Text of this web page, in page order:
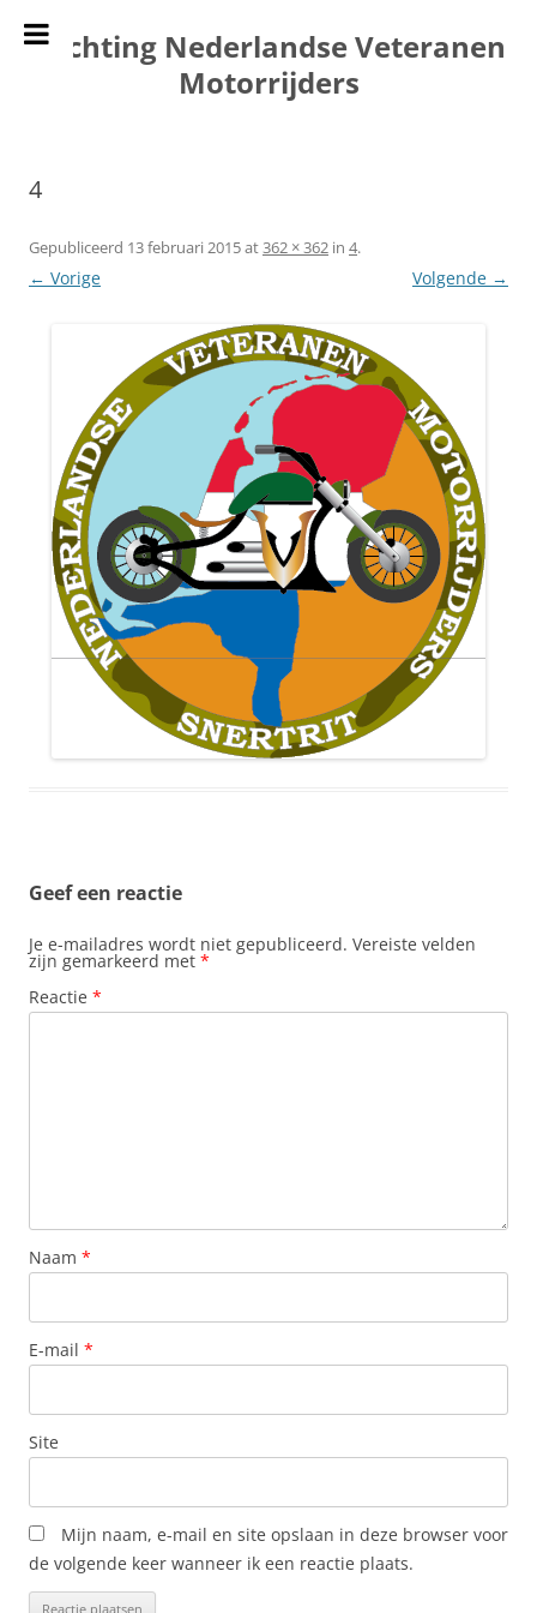
naar
de
inhoud
Stichting Nederlandse Veteranen
Motorrijders
4
Gepubliceerd 13 februari 2015at362 × 362 in 4.
← Vorige Volgende →
Geef een reactie
Je e-mailadres wordt niet gepubliceerd. Vereiste velden
zijn gemarkeerd met *
Reactie *
Naam *
E-mail *
Site
Mijn naam, e-mail en site opslaan in deze browser voor
de volgende keer wanneer ik een reactie plaats.